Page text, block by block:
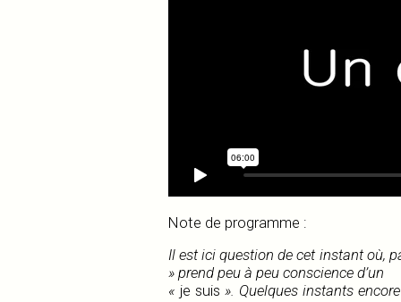
Note de programme :
Il est ici question de cet instant où,
» prend peu à peu conscience d’un
« je suis ». Quelques instants